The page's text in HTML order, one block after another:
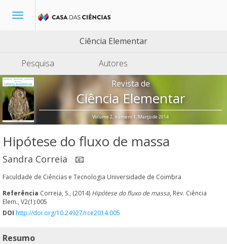
Toggle
Ciência Elementar
Pesquisa
Autores
Revista de
Ciência Elementar
Volume 2, número 1, Março de 2014
Hipótese do fluxo de massa
Sandra Correia 📧
Faculdade de Ciências e Tecnologia Universidade de Coimbra
Referência Correia, S., (2014) Hipótese do fluxo de massa, Rev. Ciência
Elem., V2(1):005
DOI http://doi.org/10.24927/rce2014.005
Resumo